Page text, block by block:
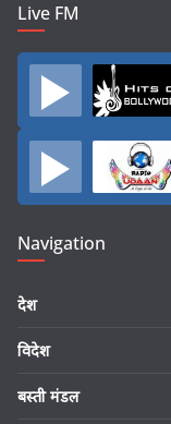
Live FM
Navigation
देश
विदेश
बस्ती मंडल